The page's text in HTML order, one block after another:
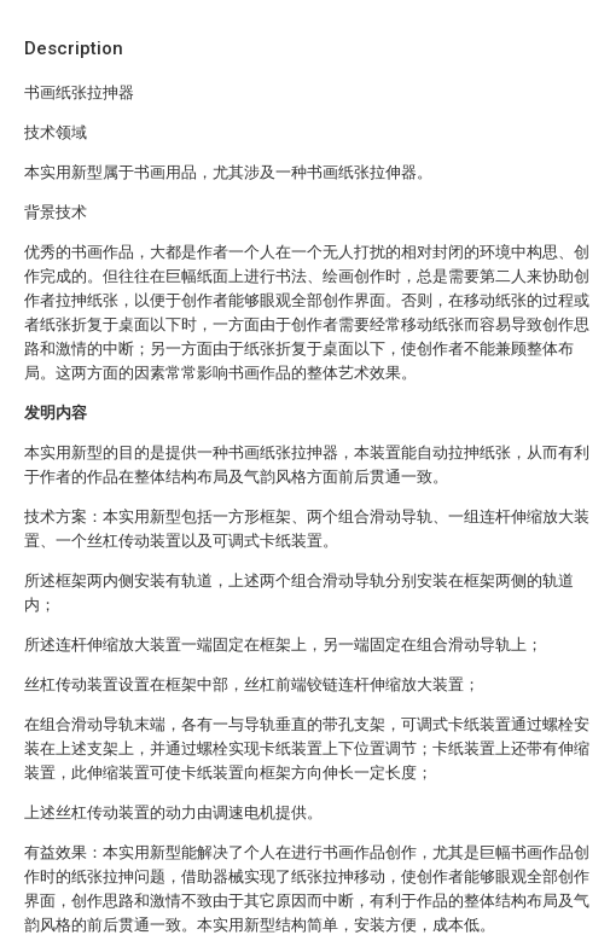
Description
书画纸张拉抻器
技术领域
本实用新型属于书画用品，尤其涉及一种书画纸张拉伸器。
背景技术
优秀的书画作品，大都是作者一个人在一个无人打扰的相对封闭的环境中构思、创
作完成的。但往往在巨幅纸面上进行书法、绘画创作时，总是需要第二人来协助创
作者拉抻纸张，以便于创作者能够眼观全部创作界面。否则，在移动纸张的过程或
者纸张折复于桌面以下时，一方面由于创作者需要经常移动纸张而容易导致创作思
路和激情的中断；另一方面由于纸张折复于桌面以下，使创作者不能兼顾整体布
局。这两方面的因素常常影响书画作品的整体艺术效果。
发明内容
本实用新型的目的是提供一种书画纸张拉抻器，本装置能自动拉抻纸张，从而有利
于作者的作品在整体结构布局及气韵风格方面前后贯通一致。
技术方案：本实用新型包括一方形框架、两个组合滑动导轨、一组连杆伸缩放大装
置、一个丝杠传动装置以及可调式卡纸装置。
所述框架两内侧安装有轨道，上述两个组合滑动导轨分别安装在框架两侧的轨道
内；
所述连杆伸缩放大装置一端固定在框架上，另一端固定在组合滑动导轨上；
丝杠传动装置设置在框架中部，丝杠前端铰链连杆伸缩放大装置；
在组合滑动导轨末端，各有一与导轨垂直的带孔支架，可调式卡纸装置通过螺栓安
装在上述支架上，并通过螺栓实现卡纸装置上下位置调节；卡纸装置上还带有伸缩
装置，此伸缩装置可使卡纸装置向框架方向伸长一定长度；
上述丝杠传动装置的动力由调速电机提供。
有益效果：本实用新型能解决了个人在进行书画作品创作，尤其是巨幅书画作品创
作时的纸张拉抻问题，借助器械实现了纸张拉抻移动，使创作者能够眼观全部创作
界面，创作思路和激情不致由于其它原因而中断，有利于作品的整体结构布局及气
韵风格的前后贯通一致。本实用新型结构简单，安装方便，成本低。